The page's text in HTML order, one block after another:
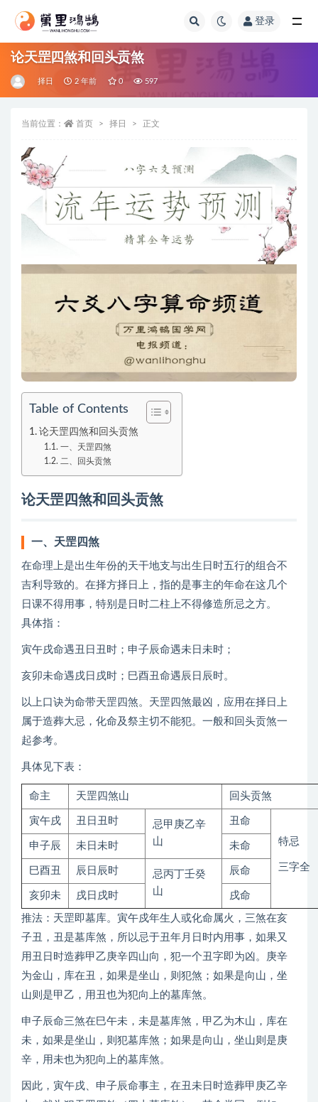
登录
论天罡四煞和回头贡煞
择日 2 年前 0 597
当前位置： 首页 择日 正文
Table of Contents
论天罡四煞和回头贡煞
一、天罡四煞
二、回头贡煞
论天罡四煞和回头贡煞
一、天罡四煞
在命理上是出生年份的天干地支与出生日时五行的组合不
吉利导致的。在择方择日上，指的是事主的年命在这几个
日课不得用事，特别是日时二柱上不得修造所忌之方。
具体指：
寅午戌命遇丑日丑时；申子辰命遇未日未时；
亥卯未命遇戌日戌时；巳酉丑命遇辰日辰时。
以上口诀为命带天罡四煞。天罡四煞最凶，应用在择日上
属于造葬大忌，化命及祭主切不能犯。一般和回头贡煞一
起参考。
具体见下表：
命主 天罡四煞山 回头贡煞
寅午戌 丑日丑时
忌甲庚乙辛
山
丑命
特忌
三字全
申子辰 未日未时 未命
巳酉丑 辰日辰时
忌丙丁壬癸
山
辰命
亥卯未 戌日戌时 戌命
推法：天罡即墓库。寅午戍年生人或化命属火，三煞在亥
子丑，丑是墓库煞，所以忌于丑年月日时内用事，如果又
用丑日时造葬甲乙庚辛四山向，犯一个丑字即为凶。庚辛
为金山，库在丑，如果是坐山，则犯煞；如果是向山，坐
山则是甲乙，用丑也为犯向上的墓库煞。
申子辰命三煞在巳午未，未是墓库煞，甲乙为木山，库在
未，如果是坐山，则犯墓库煞；如果是向山，坐山则是庚
辛，用未也为犯向上的墓库煞。
因此，寅午戌、申子辰命事主，在丑未日时造葬甲庚乙辛